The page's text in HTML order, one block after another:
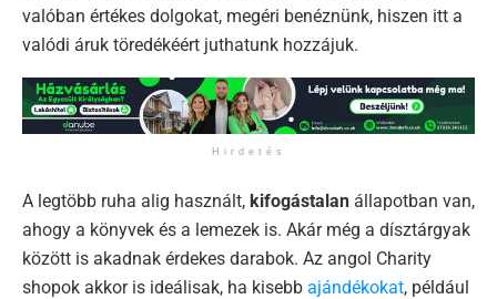
valóban értékes dolgokat, megéri benéznünk, hiszen itt a
valódi áruk töredékéért juthatunk hozzájuk.
Hirdetés
A legtöbb ruha alig használt, kifogástalan állapotban van,
ahogy a könyvek és a lemezek is. Akár még a dísztárgyak
között is akadnak érdekes darabok. Az angol Charity
shopok akkor is ideálisak, ha kisebb ajándékokat, például